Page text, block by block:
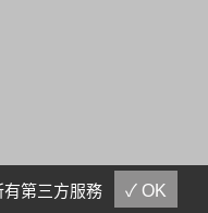
第三方服務 ✓ OK